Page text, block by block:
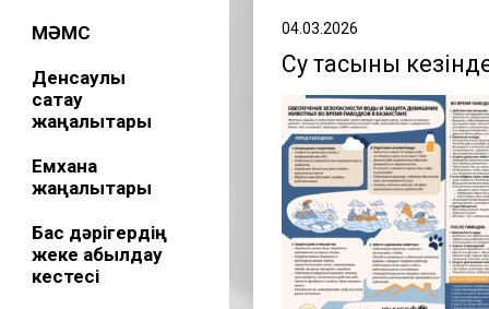
МӘМС
Денсаулық
сақтау
жаңалықтары
Емхана
жаңалықтары
Бас дәрігердің
жеке қабылдау
кестесі
04.03.2026
Су тасқыны